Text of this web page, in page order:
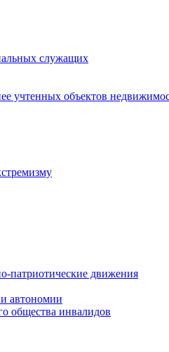
служащих
учтенных объектов
патриотические движения
автономии
общества инвалидов